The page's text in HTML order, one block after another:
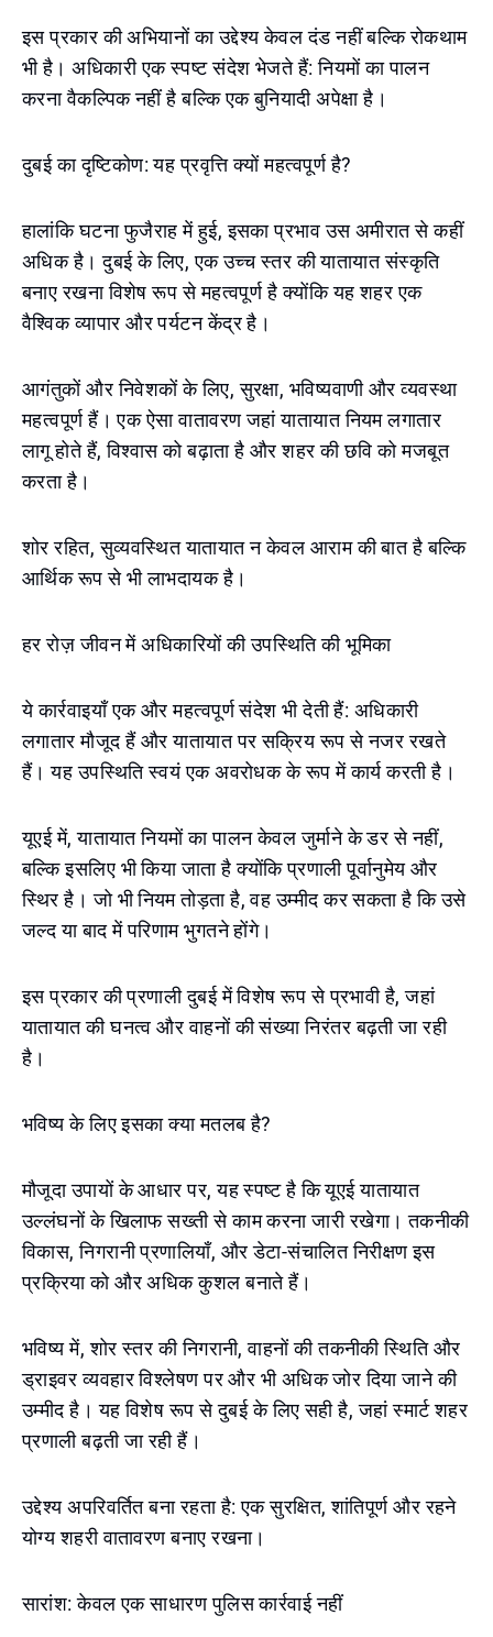
इस प्रकार की अभियानों का उद्देश्य केवल दंड नहीं बल्कि रोकथाम
भी है। अधिकारी एक स्पष्ट संदेश भेजते हैं: नियमों का पालन
करना वैकल्पिक नहीं है बल्कि एक बुनियादी अपेक्षा है।
दुबई का दृष्टिकोण: यह प्रवृत्ति क्यों महत्वपूर्ण है?
हालांकि घटना फुजैराह में हुई, इसका प्रभाव उस अमीरात से कहीं
अधिक है। दुबई के लिए, एक उच्च स्तर की यातायात संस्कृति
बनाए रखना विशेष रूप से महत्वपूर्ण है क्योंकि यह शहर एक
वैश्विक व्यापार और पर्यटन केंद्र है।
आगंतुकों और निवेशकों के लिए, सुरक्षा, भविष्यवाणी और व्यवस्था
महत्वपूर्ण हैं। एक ऐसा वातावरण जहां यातायात नियम लगातार
लागू होते हैं, विश्वास को बढ़ाता है और शहर की छवि को मजबूत
करता है।
शोर रहित, सुव्यवस्थित यातायात न केवल आराम की बात है बल्कि
आर्थिक रूप से भी लाभदायक है।
हर रोज़ जीवन में अधिकारियों की उपस्थिति की भूमिका
ये कार्रवाइयाँ एक और महत्वपूर्ण संदेश भी देती हैं: अधिकारी
लगातार मौजूद हैं और यातायात पर सक्रिय रूप से नजर रखते
हैं। यह उपस्थिति स्वयं एक अवरोधक के रूप में कार्य करती है।
यूएई में, यातायात नियमों का पालन केवल जुर्माने के डर से नहीं,
बल्कि इसलिए भी किया जाता है क्योंकि प्रणाली पूर्वानुमेय और
स्थिर है। जो भी नियम तोड़ता है, वह उम्मीद कर सकता है कि उसे
जल्द या बाद में परिणाम भुगतने होंगे।
इस प्रकार की प्रणाली दुबई में विशेष रूप से प्रभावी है, जहां
यातायात की घनत्व और वाहनों की संख्या निरंतर बढ़ती जा रही
है।
भविष्य के लिए इसका क्या मतलब है?
मौजूदा उपायों के आधार पर, यह स्पष्ट है कि यूएई यातायात
उल्लंघनों के खिलाफ सख्ती से काम करना जारी रखेगा। तकनीकी
विकास, निगरानी प्रणालियाँ, और डेटा-संचालित निरीक्षण इस
प्रक्रिया को और अधिक कुशल बनाते हैं।
भविष्य में, शोर स्तर की निगरानी, वाहनों की तकनीकी स्थिति और
ड्राइवर व्यवहार विश्लेषण पर और भी अधिक जोर दिया जाने की
उम्मीद है। यह विशेष रूप से दुबई के लिए सही है, जहां स्मार्ट शहर
प्रणाली बढ़ती जा रही हैं।
उद्देश्य अपरिवर्तित बना रहता है: एक सुरक्षित, शांतिपूर्ण और रहने
योग्य शहरी वातावरण बनाए रखना।
सारांश: केवल एक साधारण पुलिस कार्रवाई नहीं